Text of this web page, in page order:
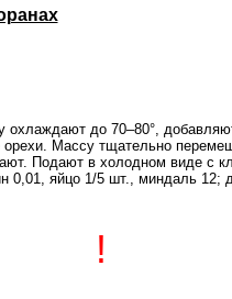
до 70–80°,
Массу тщательно
Подают в холодном виде с
0,01, яйцо 1/5 шт., миндаль 12;
!